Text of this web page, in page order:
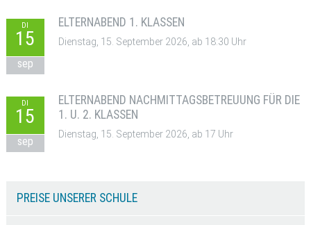
DI
15
sep
ELTERNABEND 1. KLASSEN
Dienstag, 15. September 2026, ab 18:30 Uhr
DI
15
sep
ELTERNABEND NACHMITTAGSBETREUUNG FÜR DIE
1. U. 2. KLASSEN
Dienstag, 15. September 2026, ab 17 Uhr
PREISE UNSERER SCHULE